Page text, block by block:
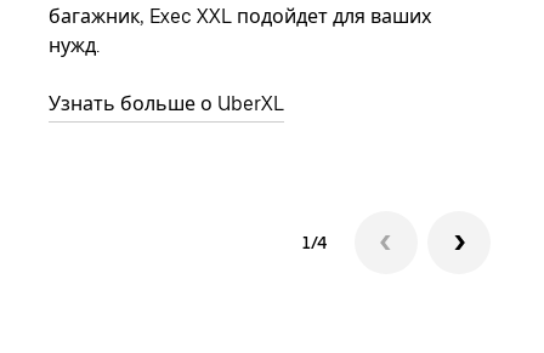
багажник, Exec XXL подойдет для ваших
нужд.
Узнать больше о UberXL
1/4